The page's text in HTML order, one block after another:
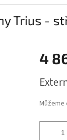
Trius -
4
cena: